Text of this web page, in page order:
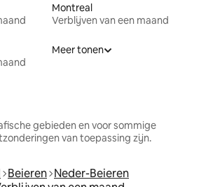
Montreal
Verblijven van een maand
Meer tonen
gebieden en voor sommige
van toepassing zijn.
Beieren Neder-Beieren